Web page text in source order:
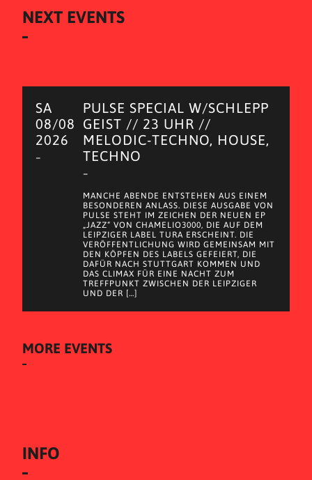
NEXT EVENTS
SA
08/08
2026
–
PULSE SPECIAL W/SCHLEPP
GEIST // 23 UHR //
MELODIC-TECHNO, HOUSE,
TECHNO
–
MANCHE ABENDE ENTSTEHEN AUS EINEM
BESONDEREN ANLASS. DIESE AUSGABE VON
PULSE STEHT IM ZEICHEN DER NEUEN EP
„JAZZ“ VON CHAMELIO3000, DIE AUF DEM
LEIPZIGER LABEL TURA ERSCHEINT. DIE
VERÖFFENTLICHUNG WIRD GEMEINSAM MIT
DEN KÖPFEN DES LABELS GEFEIERT, DIE
DAFÜR NACH STUTTGART KOMMEN UND
DAS CLIMAX FÜR EINE NACHT ZUM
TREFFPUNKT ZWISCHEN DER LEIPZIGER
UND DER […]
MORE EVENTS
INFO